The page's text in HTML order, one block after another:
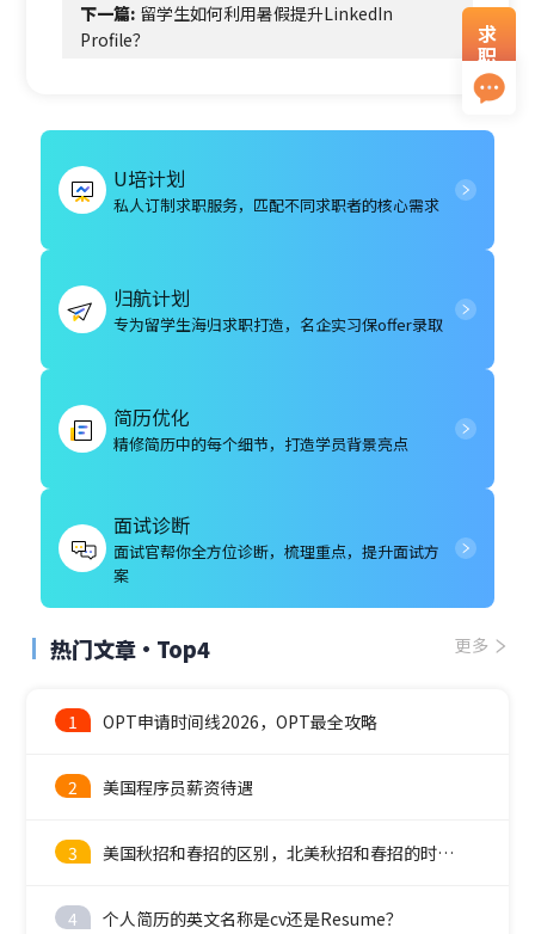
下一篇: 留学生如何利用暑假提升LinkedIn
Profile？
U培计划
私人订制求职服务，匹配不同求职者的核心需求
归航计划
专为留学生海归求职打造，名企实习保offer录取
简历优化
精修简历中的每个细节，打造学员背景亮点
面试诊断
面试官帮你全方位诊断，梳理重点，提升面试方
案
热门文章·Top4 更多
1 OPT申请时间线2026，OPT最全攻略
2 美国程序员薪资待遇
3 美国秋招和春招的区别，北美秋招和春招的时间线
4 个人简历的英文名称是cv还是Resume？
求
职
资
料